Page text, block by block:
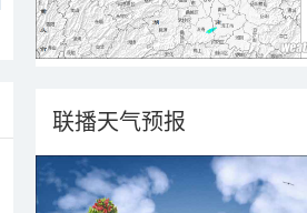
联播天气预报